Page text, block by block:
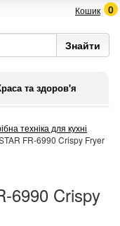
Кошик 0
та здоров'я
техніка для кухні
FR-6990 Crispy Fryer
6990 Crispy